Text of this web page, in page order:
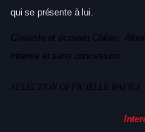
qui se présente à lui.
Cinéaste et écrivain Chilien,
intense et sans concession.
SELECTION OFFICIELLE BAFICI